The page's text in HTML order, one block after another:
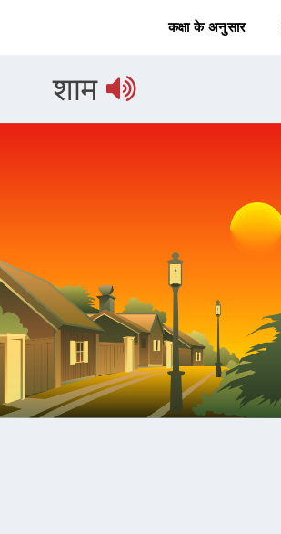
कक्षा के अनुसार
शाम